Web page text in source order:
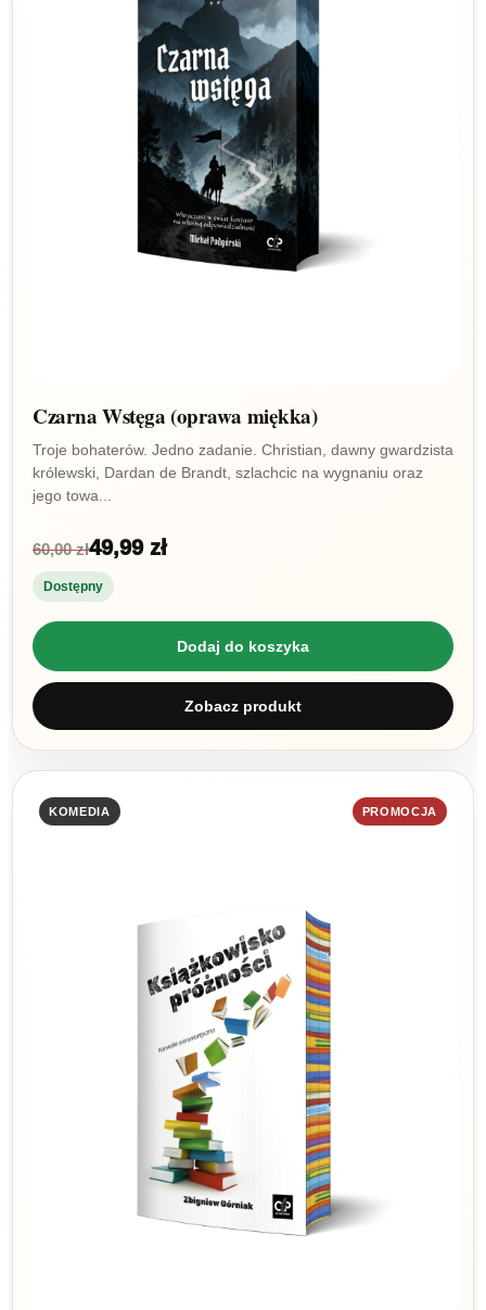
Czarna Wstęga (oprawa miękka)
Troje bohaterów. Jedno zadanie. Christian, dawny gwardzista
królewski, Dardan de Brandt, szlachcic na wygnaniu oraz
jego towa...
60,00 zł49,99 zł
Dostępny
Dodaj do koszyka
Zobacz produkt
KOMEDIA PROMOCJA